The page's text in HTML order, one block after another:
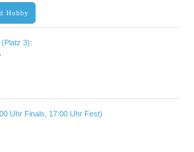
Hobby
3):
Uhr Finals, 17:00 Uhr Fest)